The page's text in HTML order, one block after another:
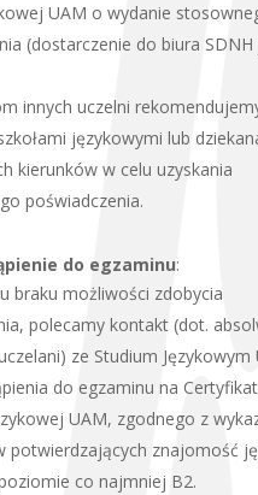
UAM o wydanie
(dostarczenie do biura
innych uczelni
językowymi lub
kierunków w celu uzyskania
poświadczenia.
do egzaminu:
braku możliwości zdobycia
polecamy kontakt (dot.
ze Studium Językowym
do egzaminu na Certyfikat
UAM, zgodnego z
potwierdzających znajomość
co najmniej B2.